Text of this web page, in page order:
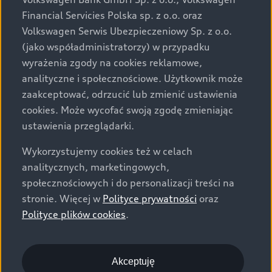
za dopłatą. Wiążące ustalenie ceny, wyposażenia i
specyfikacji pojazdu następują w umowie sprzedaży, a
określenie parametrów technicznych zawiera
świadectwo homologacji typu pojazdu. Zastrzegamy
sobie prawo do zmian i pomyłek. Wszelkie informacje
prezentowane na stronie są aktualne na dzień ich
zamieszczania. W celu uzyskania najnowszych
informacji prosimy kontaktować się z Partnerem Marki
Audi.
Wszystkie produkowane obecnie samochody marki Audi
są wykonywane z materiałów spełniających pod
względem możliwości odzysku i recyklingu wymagania
określone w normie ISO 22628 i są zgodne z
europejskimi świadectwami homologacji wydanymi wg
o.o. podlega obowiązkowi zapewnienia wszystkim
użytkownikom samochodów marki Volkswagen sieci
Financial Servicies Polska sp. z o.o. oraz
Volkswagen Serwis Ubezpieczeniowy Sp. z o.o.
(jako współadministratorzy) w przypadku
wyrażenia zgody na cookies reklamowe,
analityczne i społecznościowe. Użytkownik może
zaakceptować, odrzucić lub zmienić ustawienia
cookies. Może wycofać swoją zgodę zmieniając
ustawienia przeglądarki.
Wykorzystujemy cookies też w celach
analitycznych, marketingowych,
społecznościowych i do personalizacji treści na
stronie. Więcej w Polityce prywatności oraz
Polityce plików cookies.
Akceptuję